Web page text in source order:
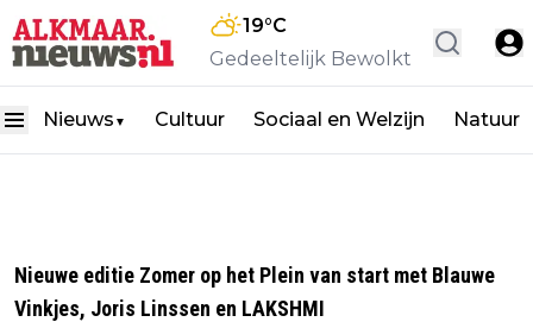
19°C
Gedeeltelijk Bewolkt
Nieuws ▼ Cultuur Sociaal en Welzijn Natuur
Nieuwe editie Zomer op het Plein van start met Blauwe
Vinkjes, Joris Linssen en LAKSHMI